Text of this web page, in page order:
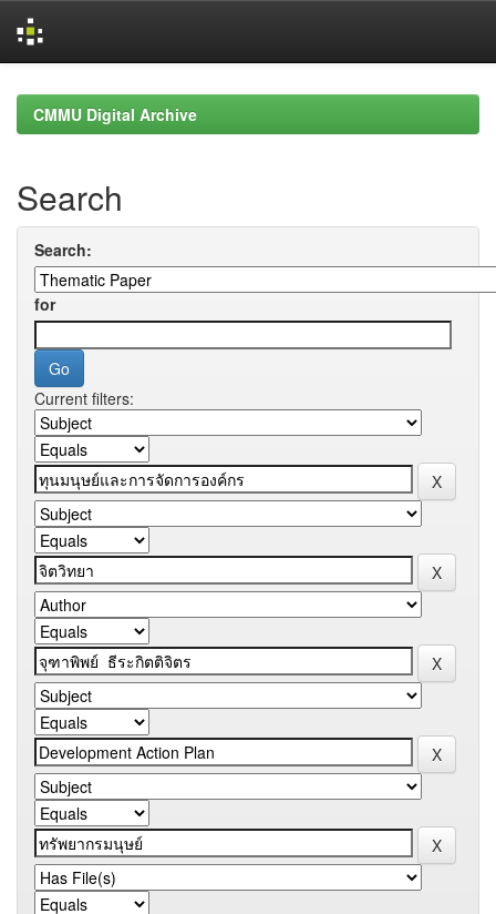
navigationCMMU Digital Archive
Search
Search:
for
Current filters: